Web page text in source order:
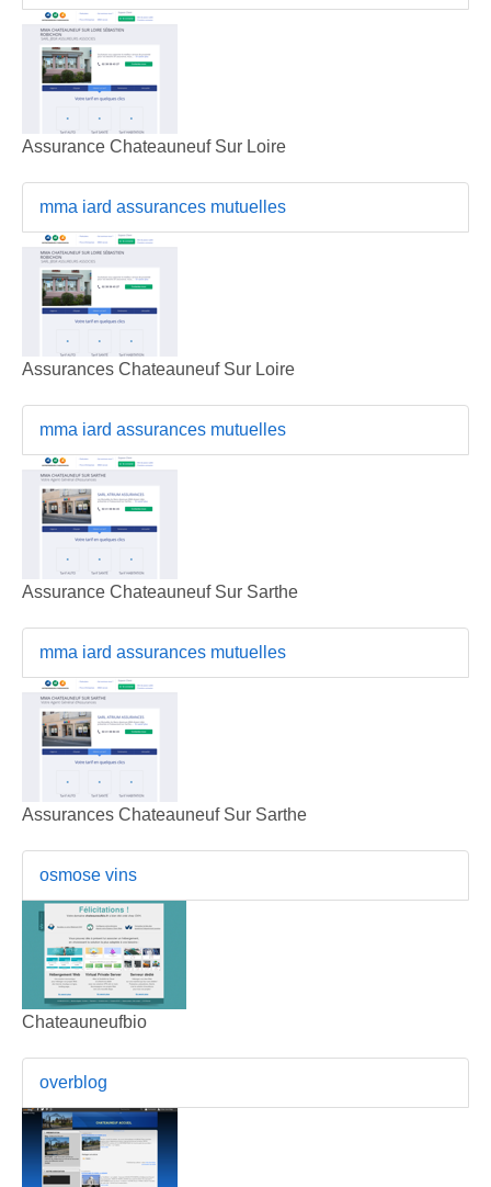
Assurance Chateauneuf Sur Loire
mma iard assurances mutuelles
Assurances Chateauneuf Sur Loire
mma iard assurances mutuelles
Assurance Chateauneuf Sur Sarthe
mma iard assurances mutuelles
Assurances Chateauneuf Sur Sarthe
osmose vins
Chateauneufbio
overblog